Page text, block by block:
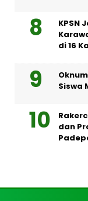
KPSN
di 16
Siswa
dan